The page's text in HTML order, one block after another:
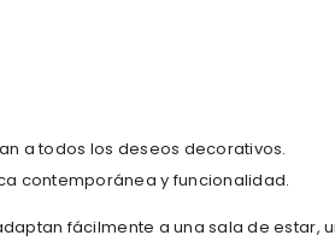
a todos los deseos decorativos.
contemporánea y funcionalidad.
fácilmente a una sala de estar,